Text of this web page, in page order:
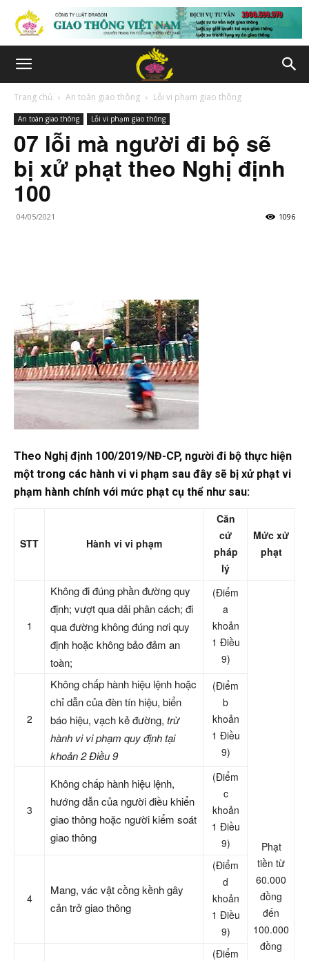
Trang chủ An toàn giao thông Lỗi vi phạm giao thông
An toàn giao thông Lỗi vi phạm giao thông
07 lỗi mà người đi bộ sẽ
bị xử phạt theo Nghị định
100
04/05/2021 1096
Theo Nghị định 100/2019/NĐ-CP, người đi bộ thực hiện
một trong các hành vi vi phạm sau đây sẽ bị xử phạt vi
phạm hành chính với mức phạt cụ thể như sau:
STT Hành vi vi phạm
Căn
cứ
pháp
lý
Mức xử
phạt
1
Không đi đúng phần đường quy
định; vượt qua dải phân cách; đi
qua đường không đúng nơi quy
định hoặc không bảo đảm an
toàn;
(Điểm
a
khoản
1 Điều
9)
Phạt
tiền từ
60.000
đồng
đến
100.000
đồng
2
Không chấp hành hiệu lệnh hoặc
chỉ dẫn của đèn tín hiệu, biển
báo hiệu, vạch kẻ đường, trừ
hành vi vi phạm quy định tại
khoản 2 Điều9
(Điểm
b
khoản
1 Điều
9)
3
Không chấp hành hiệu lệnh,
hướng dẫn của người điều khiển
giao thông hoặc người kiểm soát
giao thông
(Điểm
c
khoản
1 Điều
9)
4
Mang, vác vật cồng kềnh gây
cản trở giao thông
(Điểm
d
khoản
1 Điều
9)
(Điểm